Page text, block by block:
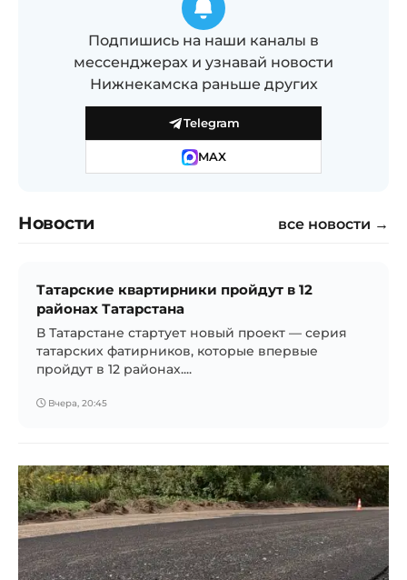
Подпишись на наши каналы в
мессенджерах и узнавай новости
Нижнекамска раньше других
Telegram
MAX
Новости все новости →
Татарские квартирники пройдут в 12
районах Татарстана
В Татарстане стартует новый проект — серия
татарских фатирников, которые впервые
пройдут в 12 районах....
Вчера, 20:45